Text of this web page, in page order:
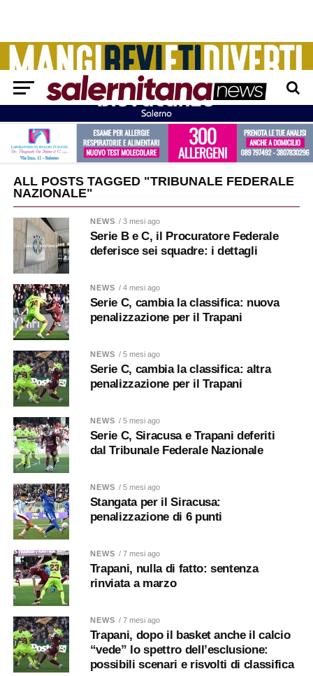
ALL POSTS TAGGED "TRIBUNALE FEDERALE
NAZIONALE"
NEWS / 3 mesi ago
Serie B e C, il Procuratore Federale
deferisce sei squadre: i dettagli
NEWS / 4 mesi ago
Serie C, cambia la classifica: nuova
penalizzazione per il Trapani
NEWS / 5 mesi ago
Serie C, cambia la classifica: altra
penalizzazione per il Trapani
NEWS / 5 mesi ago
Serie C, Siracusa e Trapani deferiti
dal Tribunale Federale Nazionale
NEWS / 5 mesi ago
Stangata per il Siracusa:
penalizzazione di 6 punti
NEWS / 7 mesi ago
Trapani, nulla di fatto: sentenza
rinviata a marzo
NEWS / 7 mesi ago
Trapani, dopo il basket anche il calcio
“vede” lo spettro dell’esclusione:
possibili scenari e risvolti di classifica